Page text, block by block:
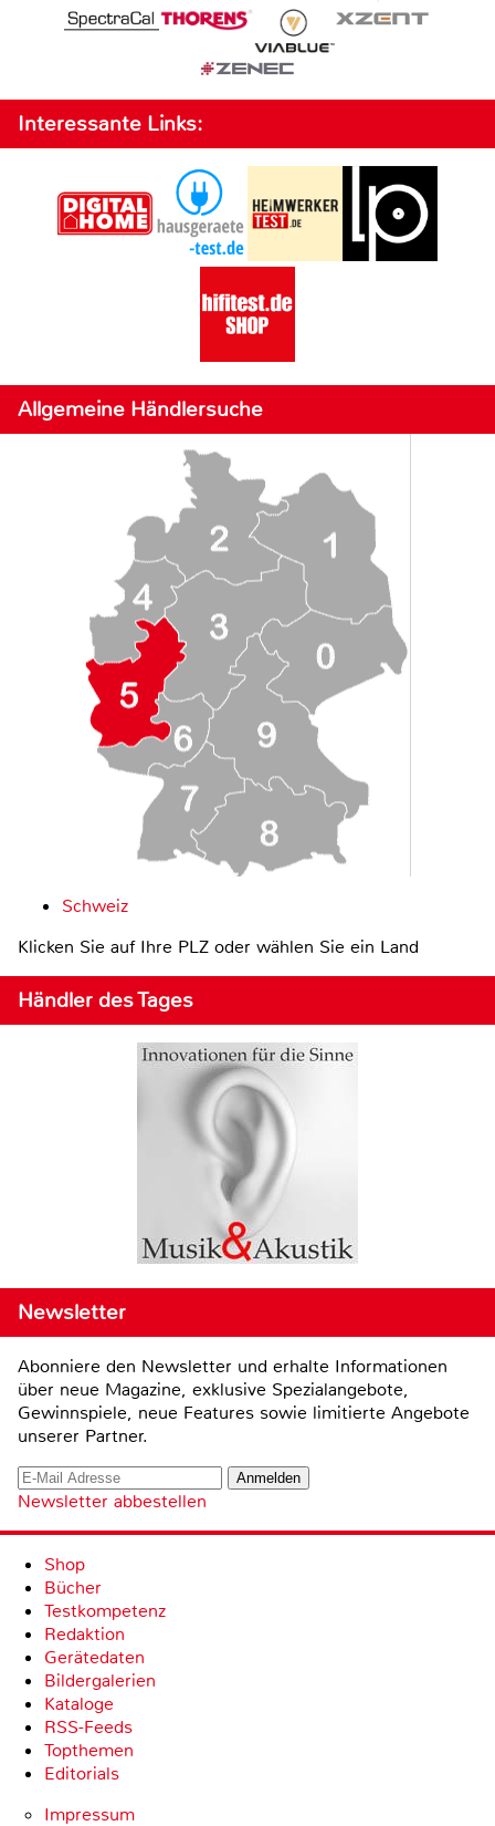
Interessante Links:
Allgemeine Händlersuche
Schweiz
Klicken Sie auf Ihre PLZ oder wählen Sie ein Land
Händler des Tages
Newsletter
Abonniere den Newsletter und erhalte Informationen
über neue Magazine, exklusive Spezialangebote,
Gewinnspiele, neue Features sowie limitierte Angebote
unserer Partner.
Newsletter abbestellen
Shop
Bücher
Testkompetenz
Redaktion
Gerätedaten
Bildergalerien
Kataloge
RSS-Feeds
Topthemen
Editorials
Impressum